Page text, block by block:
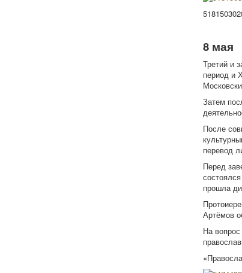
8 мая
Третий и
период и
Затем
После
перевод
Перед
прошла
Артёмов
На